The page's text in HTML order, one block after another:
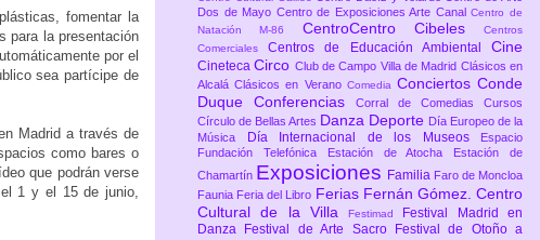
fomentar la
para la presentación
por el
sea partícipe de
Madrid a través de
como bares o
que podrán verse
1 y el 15 de junio,
Dos de Mayo Centro de Exposiciones Arte CanalCentro de
Natación M-86 CentroCentro Cibeles
Centros
ComercialesCentros de Educación AmbientalCine
CinetecaCirco Club de Campo Villa de Madrid Clásicos en
AlcaláClásicos en Verano Comedia ConciertosConde
Duque Conferencias Corral de Comedias Cursos
Círculo de Bellas Artes Danza Deporte Día Europeo de la
Música
Día Internacional de los Museos
Espacio
Fundación Telefónica
Estación de Atocha
Estación de
Chamartín Exposiciones Familia Faro de Moncloa
Faunia Feria del Libro Ferias Fernán Gómez. Centro
Cultural de la VillaFestimad
Festival Madrid en
Danza
Festival de Arte Sacro
Festival de Otoño a